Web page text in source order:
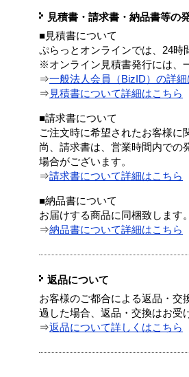
見積書・請求書・納品書等の
■見積書について
ぷらっとオンラインでは、24時
※オンライン見積書発行には、
⇒一般法人会員（BizID）の詳細
⇒ 見積書について詳細はこちら
■請求書について
ご注文時に希望されたお客様に
尚、請求書は、営業時間内での
場合がございます。
⇒請求書について詳細はこちら
■納品書について
お届けする商品に同梱致します。
⇒納品書について詳細はこちら
返品について
お客様のご都合による返品・交
過した場合、返品・交換はお受
⇒返品について詳しくはこちら